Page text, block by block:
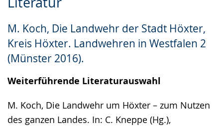
M. Koch, Die Landwehr der Stadt Höxter,
Kreis Höxter. Landwehren in Westfalen 2
(Münster 2016).
Weiterführende Literaturauswahl
M. Koch, Die Landwehr um Höxter – zum Nutzen
des ganzen Landes. In: C. Kneppe (Hg.),
Leichten
wechseln.
Audio-
Video
Deutscher
Gebärdensprache
wird
angezeigt.